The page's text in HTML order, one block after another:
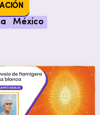
México